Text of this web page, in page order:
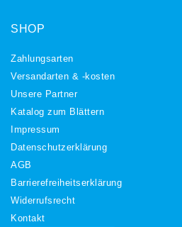
SHOP
Zahlungsarten
Versandarten & -kosten
Unsere Partner
Katalog zum Blättern
Impressum
Daten­schutz­erklärung
AGB
Barrierefreiheitserklärung
Widerrufs­recht
Kontakt